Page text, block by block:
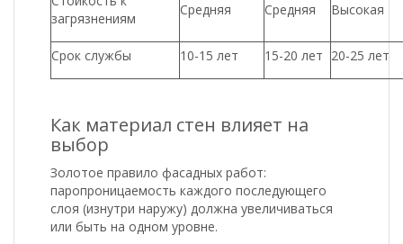
загрязнениям
Средняя Средняя Высокая
Срок службы 10-15 лет 15-20 лет 20-25 лет
Как материал стен влияет на
выбор
Золотое правило фасадных работ:
паропроницаемость каждого последующего
слоя (изнутри наружу) должна увеличиваться
или быть на одном уровне.